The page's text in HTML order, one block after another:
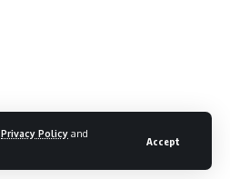
Privacy Policy and
Accept